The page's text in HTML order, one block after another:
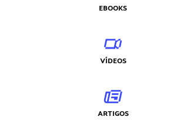
EBOOKS
VÍDEOS
ARTIGOS